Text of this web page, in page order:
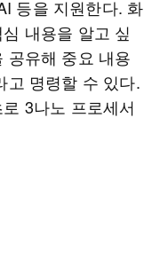
등을 지원한다. 화
내용을 알고 싶
공유해 중요 내용
고 명령할 수 있다.
3나노 프로세서